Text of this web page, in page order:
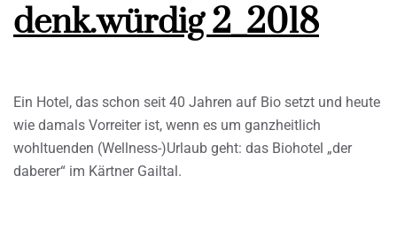
denk.würdig 2_2018
Ein Hotel, das schon seit 40 Jahren auf Bio setzt und heute
wie damals Vorreiter ist, wenn es um ganzheitlich
wohltuenden (Wellness-)Urlaub geht: das Biohotel „der
daberer“ im Kärtner Gailtal.